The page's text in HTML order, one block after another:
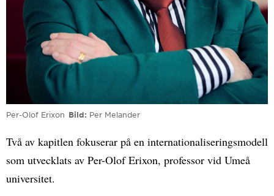
Per-Olof Erixon Bild Per Melander
Två av kapitlen fokuserar på en internationaliseringsmodell
som utvecklats av Per-Olof Erixon, professor vid Umeå
universitet.